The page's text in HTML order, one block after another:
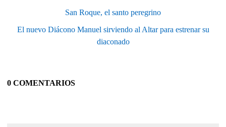
San Roque, el santo peregrino
El nuevo Diácono Manuel sirviendo al Altar para estrenar su
diaconado
0 COMENTARIOS